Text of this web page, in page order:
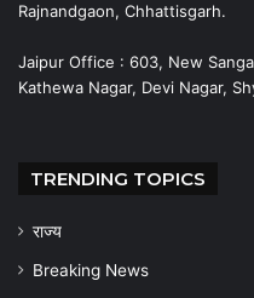
Rajnandgaon, Chhattisgarh.
Jaipur Office : 603, New
Kathewa Nagar, Devi Nagar,
TRENDING TOPICS
राज्य
Breaking News